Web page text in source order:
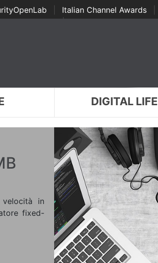
Italian Channel Awards
Awards | ...
DIGITAL LIFE
in
fixed-